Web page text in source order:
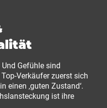
Gefühle sind
Verkäufer zuerst sich
einen ‚guten Zustand‘.
ist ihre